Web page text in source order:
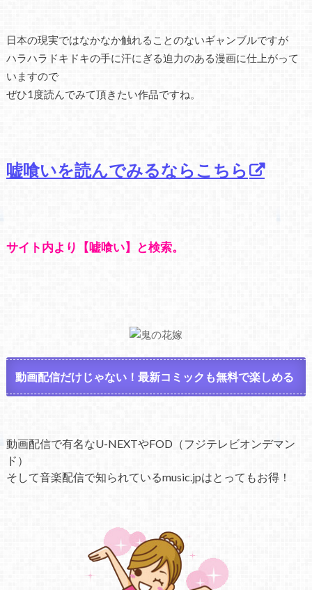
日本の現実ではなかなか触れることのないギャンブルですが
ハラハラドキドキの手に汗にぎる迫力のある漫画に仕上がって
いますので
ぜひ1度読んでみて頂きたい作品ですね。
嘘喰いを読んでみるならこちら
サイト内より【嘘喰い】と検索。
動画配信だけじゃない！最新コミックも無料で楽しめる
動画配信で有名なU-NEXTやFOD（フジテレビオンデマン
ド）
そして音楽配信で知られているmusic.jpはとってもお得！